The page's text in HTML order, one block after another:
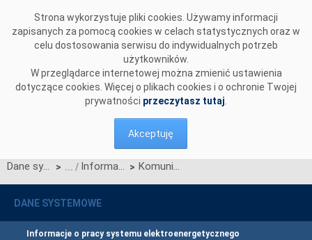
Strona wykorzystuje pliki cookies. Używamy informacji
zapisanych za pomocą cookies w celach statystycznych oraz w
celu dostosowania serwisu do indywidualnych potrzeb
użytkowników.
W przeglądarce internetowej można zmienić ustawienia
dotyczące cookies. Więcej o plikach cookies i o ochronie Twojej
prywatności przeczytasz tutaj
Akceptuję
Dane systemowe > Informacje o pracy systemu elektroenergetycznego > Komunikat o nierynkowym redysponowaniu jednostek wytwórczych w KSE w dn. 10.03.2024 - aktualizacja
DANE SYSTEMOWE
Informacje o pracy systemu elektroenergetycznego